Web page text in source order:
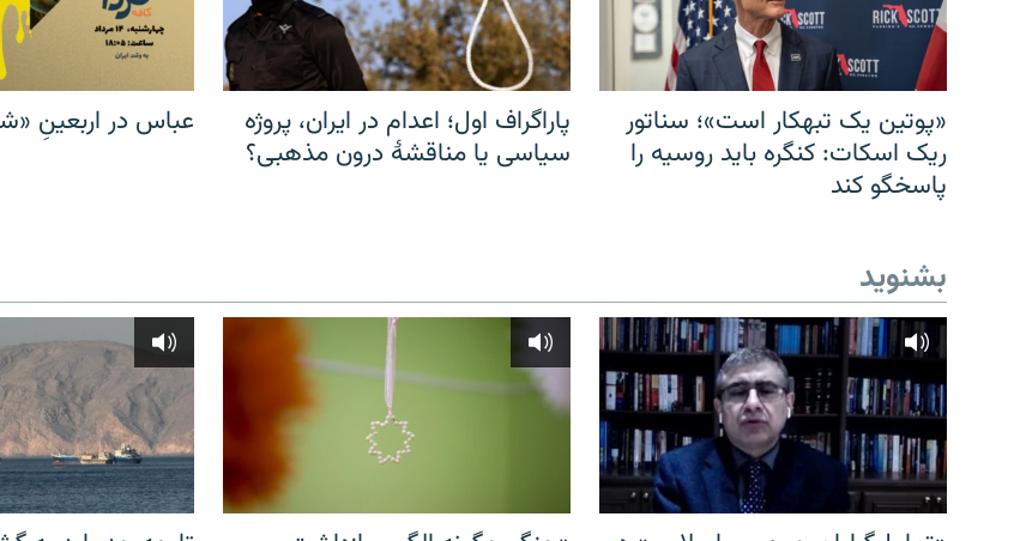
«پوتین یک تبهکار است»؛ سناتور
ریک اسکات: کنگره باید روسیه را
پاسخگو کند
پاراگراف اول؛ اعدام در ایران، پروژه
سیاسی یا مناقشهٔ درون مذهبی؟
عباس در اربعینِ
بشنوید